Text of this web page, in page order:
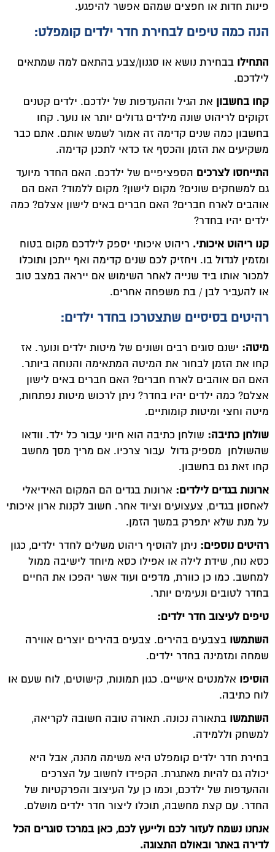
פינות חדות או חפצים שמהם אפשר להיפגע.
הנה כמה טיפים לבחירת חדר ילדים קומפלט:
התחילו בבחירת נושא או סגנון/צבע בהתאם למה שמתאים
לילדכם.
קחו בחשבון את הגיל וההעדפות של ילדכם. ילדים קטנים
זקוקים לריהוט שונה מילדים גדולים יותר או נוער. קחו
בחשבון כמה שנים קדימה זה אמור לשמש אותם. אתם כבר
משקיעים את הזמן והכסף אז כדאי לתכנן קדימה.
התייחסו לצרכים הספציפיים של ילדכם. האם החדר מיועד
גם למשחקים שונים? מקום לישון? מקום ללמוד? האם הם
אוהבים לארח חברים? האם חברים באים לישון אצלם? כמה
ילדים יהיו בחדר?
קנו ריהוט איכותי. ריהוט איכותי יספק לילדכם מקום בטוח
ומזמין לגדול בו. ויחזיק לכם שנים קדימה ואף ייתכן ותוכלו
למכור אותו ביד שנייה לאחר השימוש אם ייראה במצב טוב
או להעביר לבן / בת משפחה אחרים.
רהיטים בסיסיים שתצטרכו בחדר ילדים:
מיטה: ישנם סוגים רבים ושונים של מיטות ילדים ונוער. אז
קחו את הזמן לבחור את המיטה המתאימה והנוחה ביותר.
האם הם אוהבים לארח חברים? האם חברים באים לישון
אצלם? כמה ילדים יהיו בחדר? ניתן לרכוש מיטות נפתחות,
מיטה וחצי ומיטות קומותיים.
שולחן כתיבה: שולחן כתיבה הוא חיוני עבור כל ילד. וודאו
שהשולחן מספיק גדול עבור צרכיו. אם מריך מסך מחשב
קחו זאת גם בחשבון.
ארונות בגדים לילדים: ארונות בגדים הם המקום האידיאלי
לאחסון בגדים, צעצועים וציוד אחר. חשוב לקנות ארון איכותי
על מנת שלא יתפרק במשך הזמן.
רהיטים נוספים: ניתן להוסיף ריהוט משלים לחדר ילדים, כגון
כסא נוח, שידת לילה או אפילו כסא מיוחד לישיבה ממול
למחשב. כמו כן כוורת, מדפים ועוד אשר יהפכו את החיים
בחדר לטובים ונעימים יותר.
טיפים לעיצוב חדר ילדים:
השתמשו בצבעים בהירים. צבעים בהירים יוצרים אווירה
שמחה ומזמינה בחדר ילדים.
הוסיפו אלמנטים אישיים. כגון תמונות, קישוטים, לוח שעם או
לוח כתיבה.
השתמשו בתאורה נכונה. תאורה טובה חשובה לקריאה,
למשחק וללמידה.
בחירת חדר ילדים קומפלט היא משימה מהנה, אבל היא
יכולה גם להיות מאתגרת. הקפידו לחשוב על הצרכים
וההעדפות של ילדכם, וכמו כן על העיצוב והפרקטיות של
החדר. עם קצת מחשבה, תוכלו ליצור חדר ילדים מושלם.
אנחנו נשמח לעזור לכם ולייעץ לכם, כאן במרכז סוגרים הכל
לדירה באתר ובאולם התצוגה.